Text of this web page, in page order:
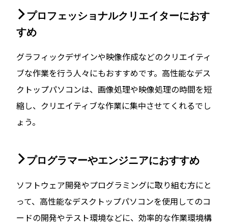
プロフェッショナルクリエイターにおす
すめ
グラフィックデザインや映像作成などのクリエイティ
ブな作業を行う人々にもおすすめです。高性能なデス
クトップパソコンは、画像処理や映像処理の時間を短
縮し、クリエイティブな作業に集中させてくれるでし
ょう。
プログラマーやエンジニアにおすすめ
ソフトウェア開発やプログラミングに取り組む方にと
って、高性能なデスクトップパソコンを使用してのコ
ードの開発やテスト環境などに、効率的な作業環境構